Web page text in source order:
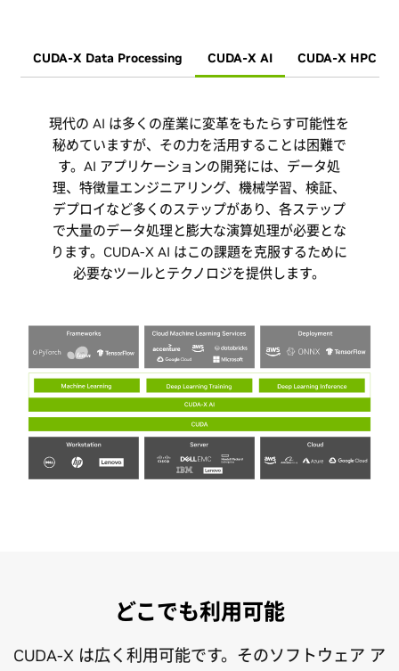
CUDA-X Data Processing CUDA-X AI CUDA-X HPC
データセットが毎年ゼタバイト単位で増加してい
る中、企業は革新的な AI アプリケーションを構築
するために、独自の専有データでモデルを学習す
る必要があります。これは膨大なコンピューティン
グの問題を引き起こしますが、CUDA-X データ処
理プラットフォームは画像、テキスト、表形式デ
ータの処理を高速化および拡大するアクセラレー
テッド ライブラリのスイートを使用して、この問
現代の AI は多くの産業に変革をもたらす可能性を
秘めていますが、その力を活用することは困難で
す。AI アプリケーションの開発には、データ処
理、特徴量エンジニアリング、機械学習、検証、
デプロイなど多くのステップがあり、各ステップ
で大量のデータ処理と膨大な演算処理が必要とな
ります。CUDA-X AI はこの課題を克服するために
必要なツールとテクノロジを提供します。
のコレクションです。CUDA-X HPC にはハイ パフ
高度にチューニングされたカーネルが含まれてい
どこでも利用可能
CUDA-X は広く利用可能です。そのソフトウェア ア